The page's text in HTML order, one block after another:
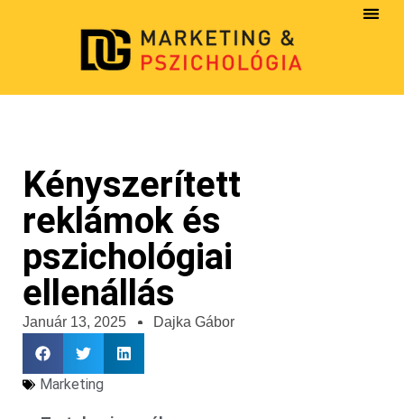
Kényszerített
reklámok és
pszichológiai
ellenállás
Január 13, 2025 Dajka Gábor
Marketing